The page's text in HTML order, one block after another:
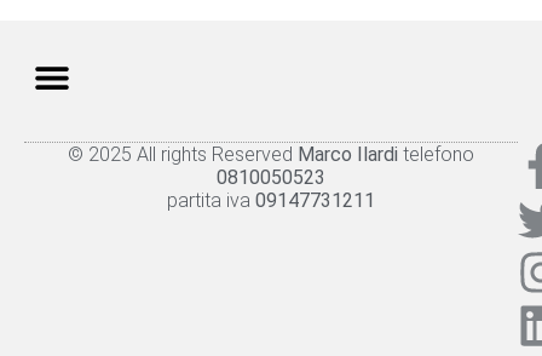
© 2025 All rights Reserved Marco Ilardi telefono
0810050523
partita iva 09147731211